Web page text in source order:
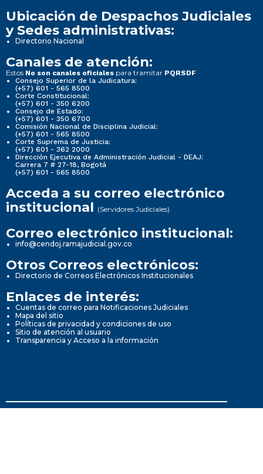
Ubicación de Despachos Judiciales
y Sedes administrativas:
Directorio Nacional
Canales de atención:
Estos No son canales oficiales para tramitar PQRSDF
Consejo Superior de la Judicatura:
(+57) 601 - 565 8500
Corte Constitucional:
(+57) 601 - 350 6200
Consejo de Estado:
(+57) 601 - 350 6700
Comisión Nacional de Disciplina Judicial:
(+57) 601 - 565 8500
Corte Suprema de Justicia:
(+57) 601 - 362 2000
Dirección Ejecutiva de Administración Judicial - DEAJ:
Carrera 7 # 27-18, Bogotá
(+57) 601 - 565 8500
Acceda a su correo electrónico
institucional (Servidores Judiciales)
Correo electrónico institucional:
info@cendoj.ramajudicial.gov.co
Otros Correos electrónicos:
Directorio de Correos Electrónicos Institucionales
Enlaces de interés:
Cuentas de correo para Notificaciones Judiciales
Mapa del sitio
Políticas de privacidad y condiciones de uso
Sitio de atención al usuario
Transparencia y Acceso a la información